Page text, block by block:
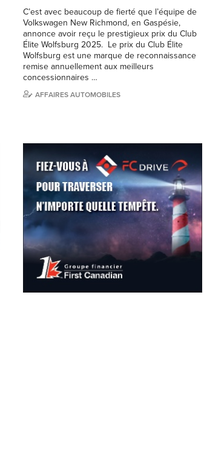
C’est avec beaucoup de fierté que l’équipe de
Volkswagen New Richmond, en Gaspésie,
annonce avoir reçu le prestigieux prix du Club
Élite Wolfsburg 2025. Le prix du Club Élite
Wolfsburg est une marque de reconnaissance
remise annuellement aux meilleurs
concessionnaires …
AFFAIRES AUTOMOBILES